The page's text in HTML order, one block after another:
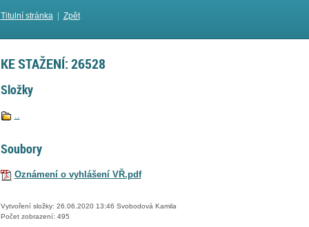
Titulní stránka| Zpět
KE STAŽENÍ: 26528
Složky
..
Soubory
Oznámení o vyhlášení VŘ.pdf
Vytvoření složky: 26.06.2020 13:46 Svobodová Kamila
Počet zobrazení: 495